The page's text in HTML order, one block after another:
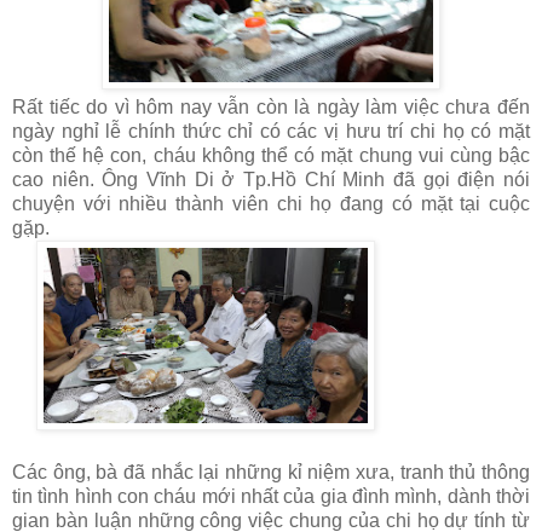
Rất tiếc do vì hôm nay vẫn còn là ngày làm việc chưa đến
ngày nghỉ lễ chính thức chỉ có các vị hưu trí chi họ có mặt
còn thế hệ con, cháu không thể có mặt chung vui cùng bậc
cao niên. Ông Vĩnh Di ở Tp.Hồ Chí Minh đã gọi điện nói
chuyện với nhiều thành viên chi họ đang có mặt tại cuộc
gặp.
Các ông, bà đã nhắc lại những kỉ niệm xưa, tranh thủ thông
tin tình hình con cháu mới nhất của gia đình mình, dành thời
gian bàn luận những công việc chung của chi họ dự tính từ